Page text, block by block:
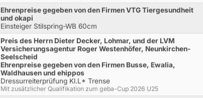
Ehrenpreise gegeben von den Firmen VTG Tiergesundheit
und okapi
Einsteiger Stilspring-WB 60cm
Preis des Herrn Dieter Decker, Lohmar, und der LVM
Versicherungsagentur Roger Westenhöfer, Neunkirchen-
Seelscheid
Ehrenpreise gegeben von den Firmen Busse, Ewalia,
Waldhausen und ehippos
Dressurreiterprüfung Kl.L* Trense
Mit zusätzlicher Qualifikation zum geba-Cup 2026 U25